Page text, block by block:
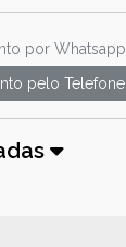
por Whatsapp
pelo Telefone